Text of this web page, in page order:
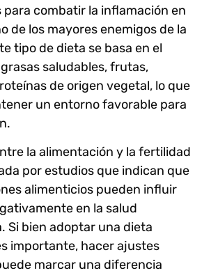
para combatir la inflamación en
de los mayores enemigos de la
tipo de dieta se basa en el
saludables, frutas,
de origen vegetal, lo que
un entorno favorable para
la alimentación y la fertilidad
por estudios que indican que
alimenticios pueden influir
en la salud
Si bien adoptar una dieta
importante, hacer ajustes
marcar una diferencia